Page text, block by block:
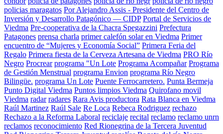
policias maragatos Por Alejandro Assis - Presidente del Centro de
Inversión y Desarrollo Patagónico — CIDP Portal de Servicios de
Viedma Pre-cooperativa de la Chacra Spegazzini Prefectura
Patagones prensa charla primer calefón solar en Viedma Primer
encuentro de “Mujeres y Economía Social” Primera Feria del
Regalo Primera fiesta de la Cerveza Artesana de Viedma PRO Río
Negro Procrear programa "Un Lote Programa Acompañar Programa
de Gestión Menstrual programa Envion programa Río Negro
Bilingüe. programa Un Lote Puente Ferrocarretero. Punta Bermeja
Punto Digital Viedma Puntos limpios Viedma Quirofano movil
Viedma radar radares Rara Avis productora Rata Blanca en Viedma
Raúl Martinez Raúl Sale Re Loca Rebeca Rodriguez rechazo
Rechazo a la Reforma Laboral reciclaje recital reclamo reclamo unrn
reclamos reconocimiento Red Rionegrina de la Tercera Juventud